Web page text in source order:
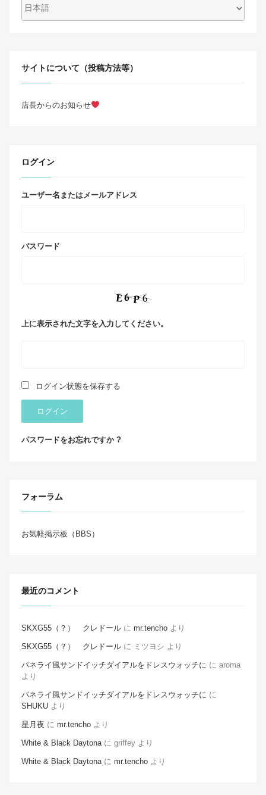
サイトについて（投稿方法等）
店長からのお知らせ
ログイン
ユーザー名またはメールアドレス
パスワード
上に表示された文字を入力してください。
ログイン状態を保存する
ログイン
パスワードをお忘れですか ?
フォーラム
お気軽掲示板（BBS）
最近のコメント
SKXG55（？） クレドール に mr.tencho より
SKXG55（？） クレドール に ミツヨシ より
パネライ風サンドイッチダイアルをドレスウォッチに に aroma
より
パネライ風サンドイッチダイアルをドレスウォッチに に
SHUKU より
星月夜 に mr.tencho より
White & Black Daytona に griffey より
White & Black Daytona に mr.tencho より